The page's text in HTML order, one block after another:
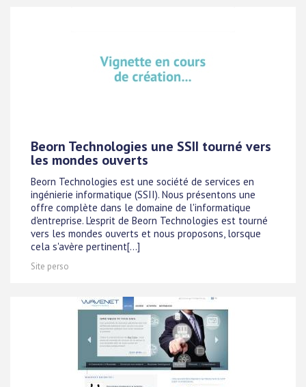
Beorn Technologies une SSII tourné vers
les mondes ouverts
Beorn Technologies est une société de services en
ingénierie informatique (SSII). Nous présentons une
offre complète dans le domaine de l'informatique
d'entreprise. L'esprit de Beorn Technologies est tourné
vers les mondes ouverts et nous proposons, lorsque
cela s'avère pertinent[...]
Site perso